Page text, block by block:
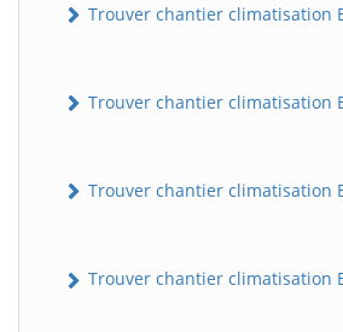
Trouver chantier climatisation
Trouver chantier climatisation
Trouver chantier climatisation
Trouver chantier climatisation